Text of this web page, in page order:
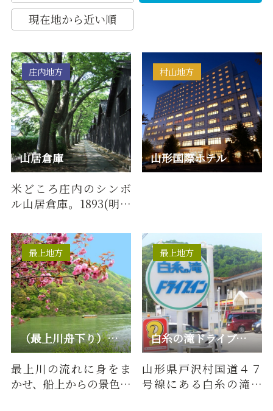
現在地から近い順
山居倉庫
庄内地方
米どころ庄内のシンボ
ル山居倉庫。1893(明治
管倉庫です。米の積出港
とし…
山形国際ホテル
村山地方
（最上川舟下り）最上峡芭蕉ライン観光
最上地方
最上川の流れに身をま
かせ、船上からの景色を
白糸の滝ドライブイン
最上地方
山形県戸沢村国道４７
号線にある白糸の滝ド